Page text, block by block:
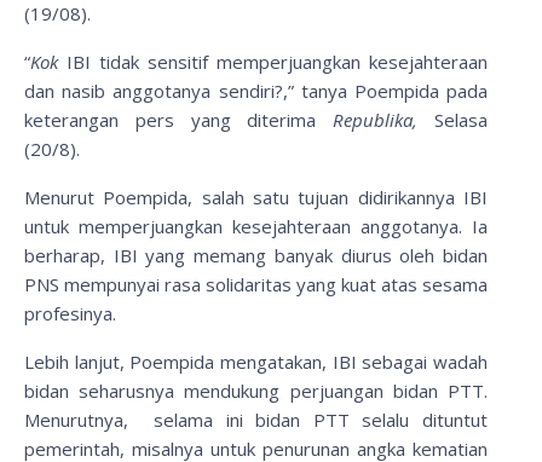
(19/08).
“KokIBI tidak sensitif memperjuangkan kesejahteraan
dan nasib anggotanya sendiri?,” tanya Poempida pada
keterangan pers yang diterimaRepublika,
Selasa
(20/8).
Menurut Poempida, salah satu tujuan didirikannya IBI
untuk memperjuangkan kesejahteraan anggotanya. Ia
berharap, IBI yang memang banyak diurus oleh bidan
PNS mempunyai rasa solidaritas yang kuat atas sesama
profesinya.
Lebih lanjut, Poempida mengatakan, IBI sebagai wadah
bidan seharusnya mendukung perjuangan bidan PTT.
Menurutnya, selama ini bidan PTT selalu dituntut
pemerintah, misalnya untuk penurunan angka kematian